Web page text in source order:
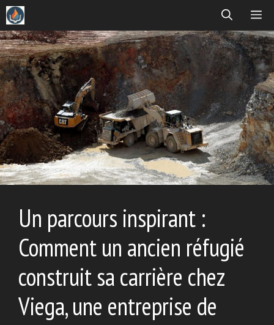
Aller
au
contenu
Un parcours inspirant :
Comment un ancien réfugié
construit sa carrière chez
Viega, une entreprise de